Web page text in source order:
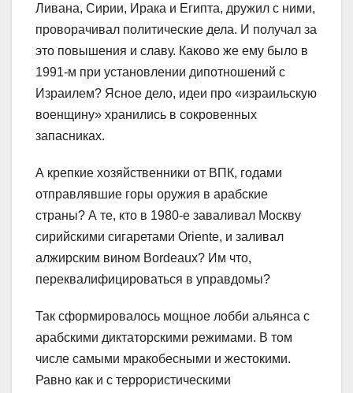
Ливана, Сирии, Ирака и Египта, дружил с ними,
проворачивал политические дела. И получал за
это повышения и славу. Каково же ему было в
1991-м при установлении дипотношений с
Израилем? Ясное дело, идеи про «израильскую
военщину» хранились в сокровенных
запасниках.
А крепкие хозяйственники от ВПК, годами
отправлявшие горы оружия в арабские
страны? А те, кто в 1980-е заваливал Москву
сирийскими сигаретами Oriente, и заливал
алжирским вином Bordeaux? Им что,
переквалифицироваться в управдомы?
Так сформировалось мощное лобби альянса с
арабскими диктаторскими режимами. В том
числе самыми мракобесными и жестокими.
Равно как и с террористическими